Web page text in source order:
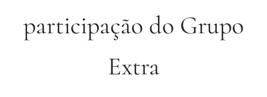
participação do Grupo
Extra